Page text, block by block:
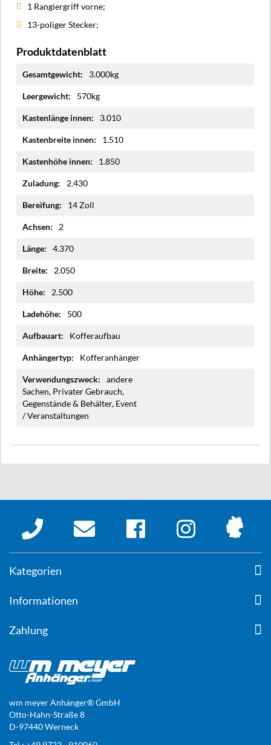
1 Rangiergriff vorne;
13-poliger Stecker;
Produktdatenblatt
Informationen
3.000kg
570kg
3.010
1.510
1.850
2.430
14 Zoll
2
4.370
2.050
2.500
500
Kofferaufbau
Kofferanhänger
andere
Sachen, Privater Gebrauch,
Gegenstände & Behälter, Event
/ Veranstaltungen
Kategorien
Informationen
Zahlung
wm meyer Anhänger® GmbH
Otto-Hahn-Straße 8
D-97440 Werneck